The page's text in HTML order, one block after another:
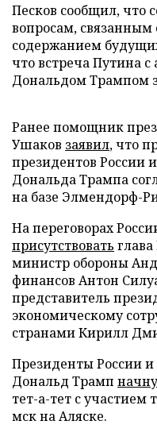
Песков сообщил, что
вопросам, связанным
содержанием
что встреча Путина
Дональдом Трампом
Ранее помощник
Ушаков заявил, что
президентов
Дональда Трампа
на базе Элмендорф-
На переговорах
присутствовать
министр обороны
финансов Антон
представитель
экономическому
странами Кирилл
Президенты России
Дональд Трамп
тет-а-тет с участием
мск на Аляске.